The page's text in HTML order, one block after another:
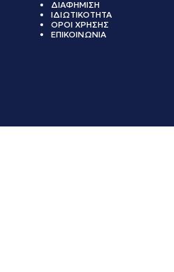
ΔΙΑΦΗΜΙΣΗ
ΙΔΙΩΤΙΚΟΤΗΤΑ
ΟΡΟΙ ΧΡΗΣΗΣ
ΕΠΙΚΟΙΝΩΝΙΑ